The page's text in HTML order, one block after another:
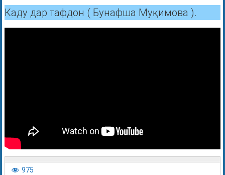
Каду дар тафдон ( Бунафша Муқимова ).
975